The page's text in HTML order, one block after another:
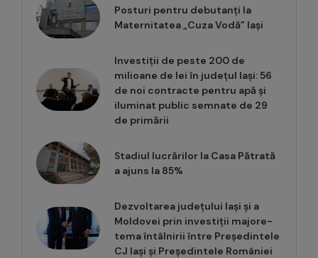
Posturi pentru debutanți la
Maternitatea „Cuza Vodă” Iași
Investiții de peste 200 de
milioane de lei în județul Iași: 56
de noi contracte pentru apă și
iluminat public semnate de 29
de primării
Stadiul lucrărilor la Casa Pătrată
a ajuns la 85%
Dezvoltarea județului Iași și a
Moldovei prin investiții majore-
tema întâlnirii între Președintele
CJ Iași și Președintele României